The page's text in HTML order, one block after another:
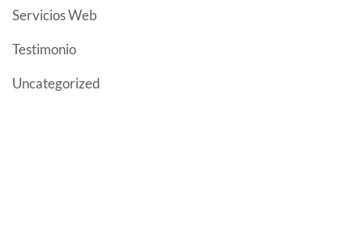
Servicios Web
Testimonio
Uncategorized